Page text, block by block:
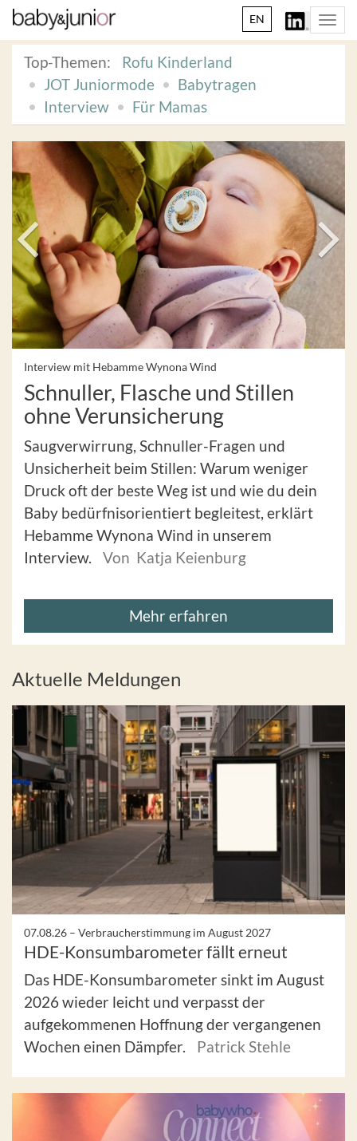
EN
Top-Themen:
Rofu Kinderland
JOT Juniormode
Babytragen
Interview
Für Mamas
Interview mit Hebamme Wynona Wind
Schnuller, Flasche und Stillen
ohne Verunsicherung
Saugverwirrung, Schnuller-Fragen und
Unsicherheit beim Stillen: Warum weniger
Druck oft der beste Weg ist und wie du dein
Baby bedürfnisorientiert begleitest, erklärt
Hebamme Wynona Wind in unserem
Interview.
Von Katja Keienburg
Mehr erfahren
Aktuelle Meldungen
07.08.26 – Verbraucherstimmung im August 2027
HDE-Konsumbarometer fällt erneut
Das HDE-Konsumbarometer sinkt im August
2026 wieder leicht und verpasst der
aufgekommenen Hoffnung der vergangenen
Wochen einen Dämpfer.
Patrick Stehle